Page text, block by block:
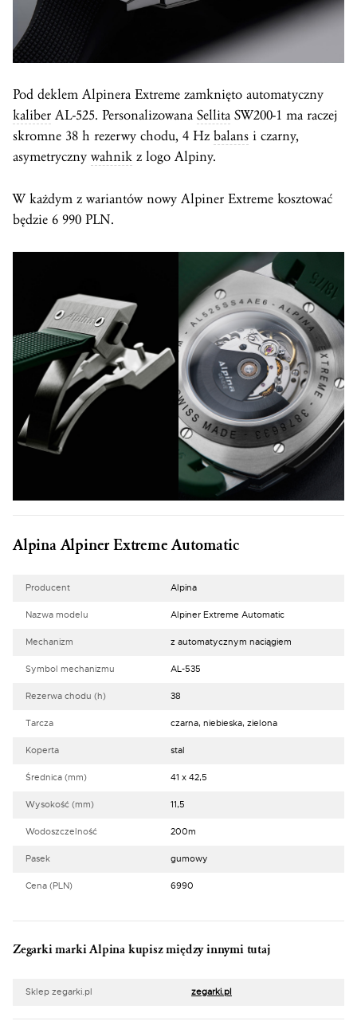
Pod deklem Alpinera Extreme zamknięto automatyczny
kaliber AL-525. Personalizowana Sellita SW200-1 ma raczej
skromne 38 h rezerwy chodu, 4 Hz balans i czarny,
asymetryczny wahnik z logo Alpiny.
W każdym z wariantów nowy Alpiner Extreme kosztować
będzie 6 990 PLN.
Alpina Alpiner Extreme Automatic
Producent Alpina
Nazwa modelu Alpiner Extreme Automatic
Mechanizm z automatycznym naciągiem
Symbol mechanizmu AL-535
Rezerwa chodu (h) 38
Tarcza czarna, niebieska, zielona
Koperta stal
Średnica (mm) 41 x 42,5
Wysokość (mm) 11,5
Wodoszczelność 200m
Pasek gumowy
Cena (PLN) 6990
Zegarki marki Alpina kupisz między innymi tutaj
Sklep zegarki.pl zegarki.pl